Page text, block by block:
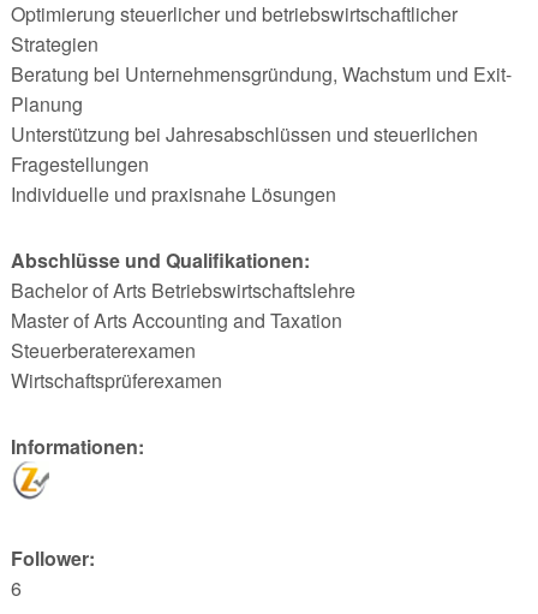
Optimierung steuerlicher und betriebswirtschaftlicher
Strategien
Beratung bei Unternehmensgründung, Wachstum und Exit-
Planung
Unterstützung bei Jahresabschlüssen und steuerlichen
Fragestellungen
Individuelle und praxisnahe Lösungen
Abschlüsse und Qualifikationen:
Bachelor of Arts Betriebswirtschaftslehre
Master of Arts Accounting and Taxation
Steuerberaterexamen
Wirtschaftsprüferexamen
Informationen:
Follower:
6